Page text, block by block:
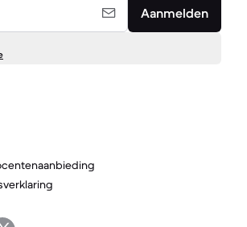
Aanmelden